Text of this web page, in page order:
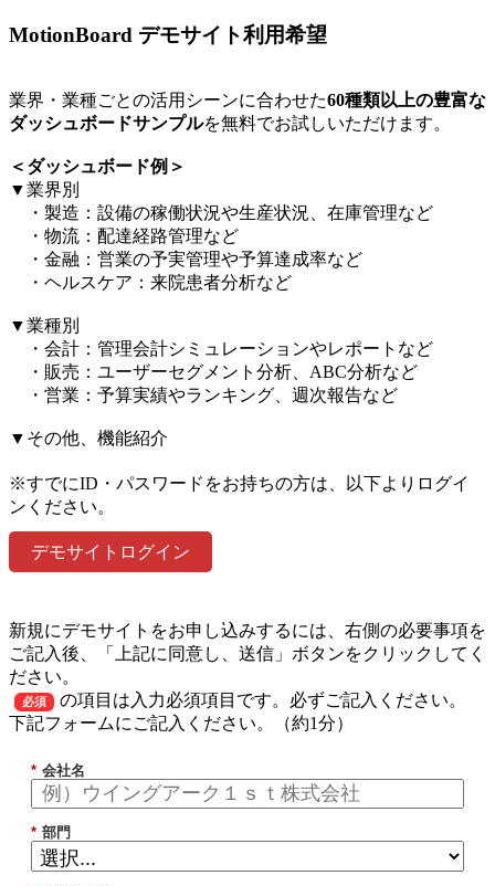
MotionBoard デモサイト利用希望
業界・業種ごとの活用シーンに合わせた60種類以上の豊富な
ダッシュボードサンプルを無料でお試しいただけます。​
＜ダッシュボード例＞​
▼業界別​
・製造：設備の稼働状況や生産状況、在庫管理など​
・物流：配達経路管理など​
・金融：営業の予実管理や予算達成率など​
・ヘルスケア：来院患者分析など​
▼業種別​
・会計：管理会計シミュレーションやレポートなど​
・販売：ユーザーセグメント分析、ABC分析など​
・営業：予算実績やランキング、週次報告など​
▼その他、機能紹介​
※すでにID・パスワードをお持ちの方は、以下よりログイ
ンください。
デモサイトログイン
新規にデモサイトをお申し込みするには、右側の必要事項を
ご記入後、「上記に同意し、送信」ボタンをクリックしてく
ださい。
必須
の項目は入力必須項目です。必ずご記入ください。
下記フォームにご記入ください。（約1分）
* 会社名
* 部門